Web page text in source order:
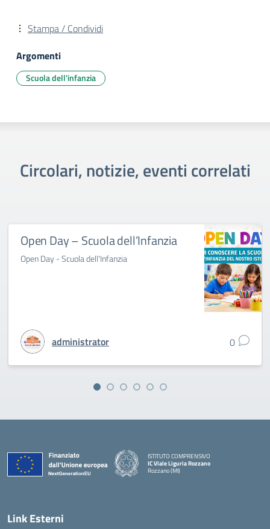
Stampa / Condividi
Argomenti
Scuola dell'infanzia
Circolari, notizie, eventi correlati
Open Day – Scuola dell’Infanzia
Open Day - Scuola dell'Infanzia
administrator 0
ISTITUTO COMPRENSIVO
IC Viale Liguria Rozzano
Rozzano (MI)
Link Esterni